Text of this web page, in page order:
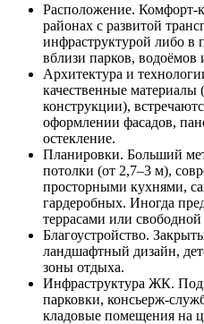
Расположение. Комфорт-
районах с развитой
инфраструктурой либо в
вблизи парков, водоёмов
Архитектура и
качественные
конструкции),
оформлении фасадов,
остекление.
Планировки. Больший
потолки (от 2,7–3 м),
просторными кухнями,
гардеробных. Иногда
террасами или
Благоустройство.
ландшафтный дизайн,
зоны отдыха.
Инфраструктура ЖК.
парковки, консьерж-
кладовые помещения на